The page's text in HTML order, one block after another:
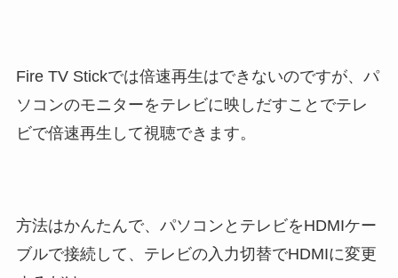
Fire TV Stickでは倍速再生はできないのですが、パ
ソコンのモニターをテレビに映しだすことでテレ
ビで倍速再生して視聴できます。
方法はかんたんで、パソコンとテレビをHDMIケー
ブルで接続して、テレビの入力切替でHDMIに変更